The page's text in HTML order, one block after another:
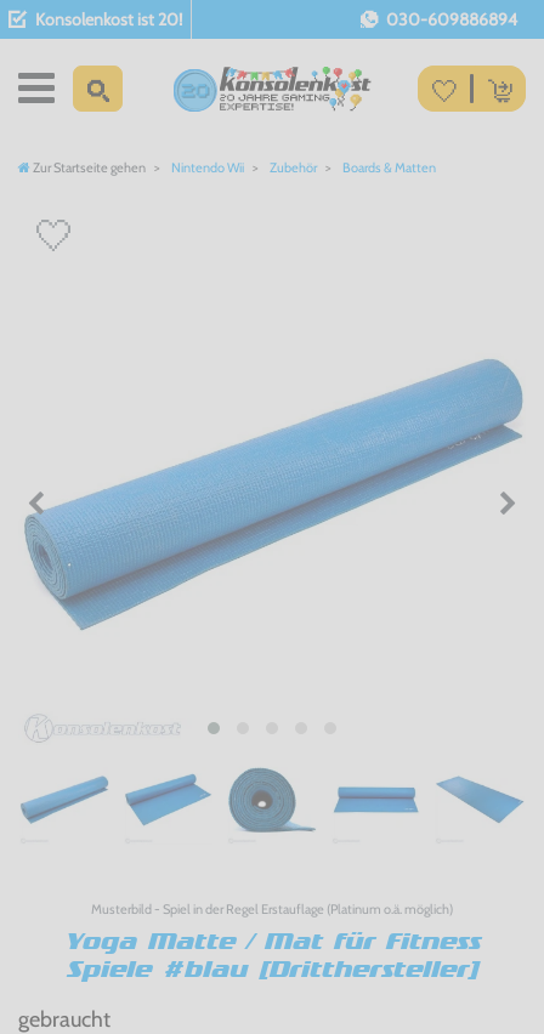
Konsolenkost ist 20! 030-609886894
Zur Startseite gehen Nintendo Wii Zubehör Boards & Matten
Musterbild - Spiel in der Regel Erstauflage (Platinum o.ä. möglich)
Yoga Matte / Mat für Fitness
Spiele #blau [Dritthersteller]
gebraucht